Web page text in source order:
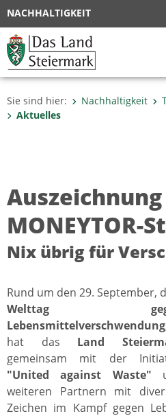
NACHHALTIGKEIT
Sie sind hier: Nachhaltigkeit
Aktuelles
MONEYTOR-
Nix übrig für
Rund um den 29. September,
Welttag
Lebensmittelverschwendung
hat das Land
gemeinsam mit der
"United against Waste"
weiteren Partnern mit
Zeichen im Kampf gegen